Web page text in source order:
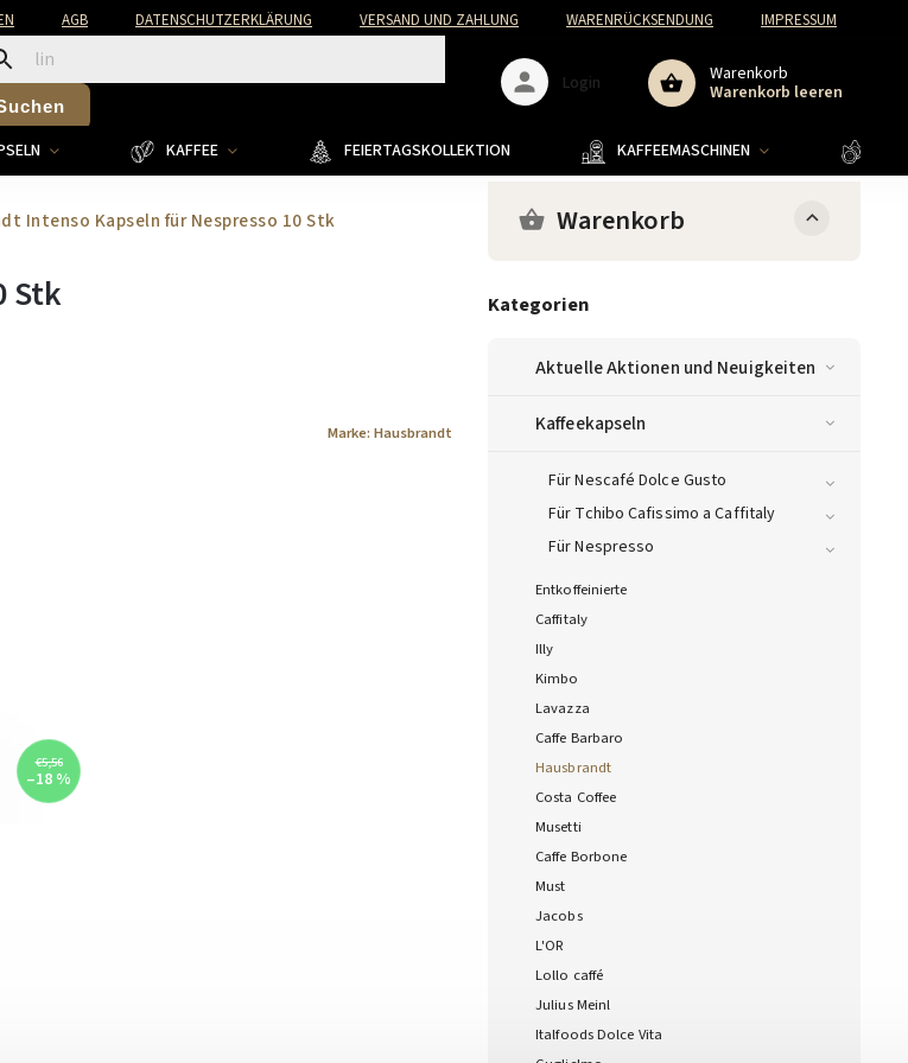
AGB DATENSCHUTZERKLÄRUNG VERSAND UND ZAHLUNG WARENRÜCKSENDUNG IMPRESSUM
Warenkorb
Warenkorb leeren
Login
KAFFEE FEIERTAGSKOLLEKTION KAFFEEMASCHINEN
Intenso Kapseln für Nespresso 10 Stk Warenkorb
Kategorien
Aktuelle Aktionen und Neuigkeiten
Kaffeekapseln
Für Nescafé Dolce Gusto
Für Tchibo Cafissimo a Caffitaly
Für Nespresso
Entkoffeinierte
Caffitaly
Illy
Kimbo
Lavazza
Caffe Barbaro
Hausbrandt
Costa Coffee
Musetti
Caffe Borbone
Must
Jacobs
L'OR
Lollo caffé
Julius Meinl
Italfoods Dolce Vita
Stk
Marke: Hausbrandt
€5,56
–18 %